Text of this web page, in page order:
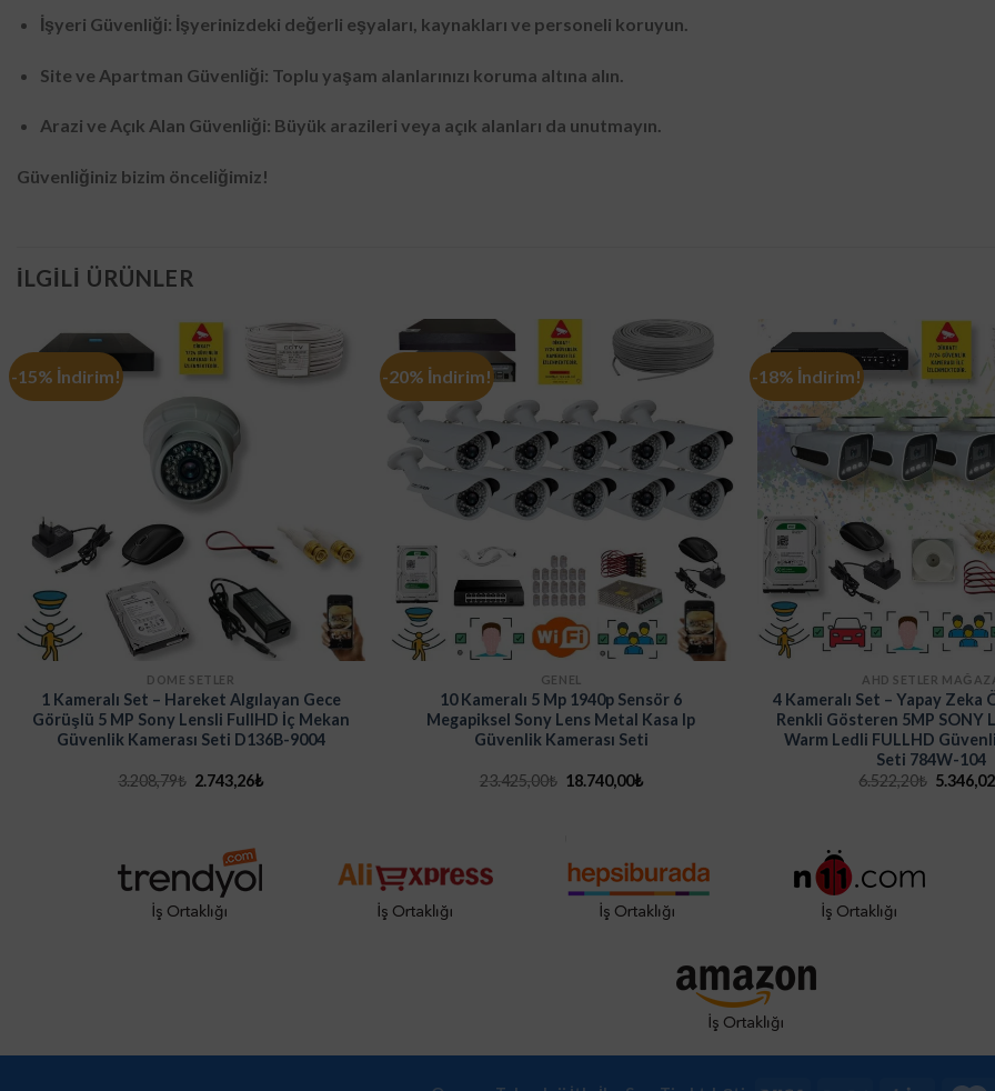
İşyeri Güvenliği: İşyerinizdeki değerli eşyaları, kaynakları ve personeli koruyun.
Site ve Apartman Güvenliği: Toplu yaşam alanlarınızı koruma altına alın.
Arazi ve Açık Alan Güvenliği: Büyük arazileri veya açık alanları da unutmayın.
Güvenliğiniz bizim önceliğimiz!
İLGILI ÜRÜNLER
-15% İndirim!
DOME SETLER
1 Kameralı Set – Hareket Algılayan Gece
Görüşlü 5 MP Sony Lensli FullHD İç Mekan
Güvenlik Kamerası Seti D136B-9004
3.208,79₺ Orijinal
2.743,26₺Şu
-20% İndirim!
GENEL
10 Kameralı 5 Mp 1940p Sensör 6
Megapiksel Sony Lens Metal Kasa Ip
Güvenlik Kamerası Seti
23.425,00₺ Orijinal
18.740,00₺Şu
-18% İndirim!
AHD SETLER
4 Kameralı Set – Yapay Zeka
Renkli Gösteren 5MP SONY
Warm Ledli FULLHD
Seti 784W-104
6.522,20₺ Orijinal
5.346,02